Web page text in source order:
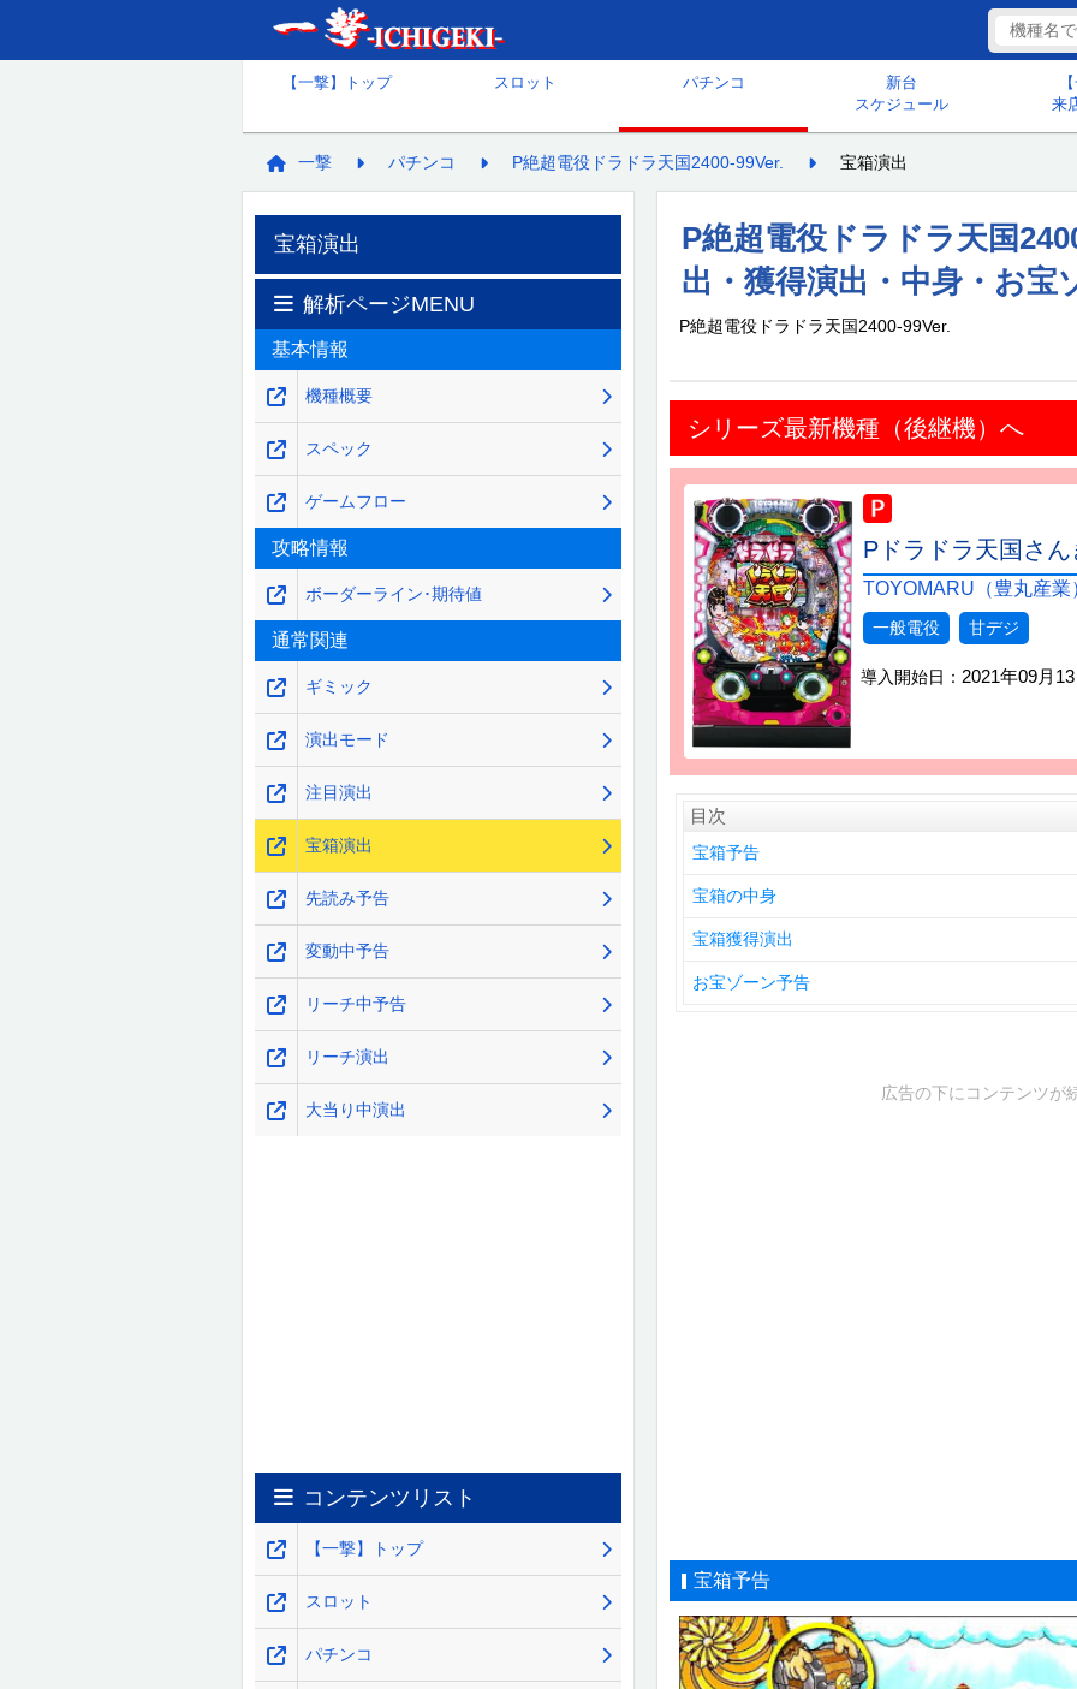
【一撃】トップ スロット パチンコ
新台
スケジュール
来
一撃 パチンコ P絶超電役ドラドラ天国2400-99Ver. 宝箱演出
P絶超電役ドラドラ天国
出・獲得演出・中身・お宝
P絶超電役ドラドラ天国2400-99Ver.
シリーズ最新機種（後継機）へ
Pドラドラ天国さ
TOYOMARU（豊丸産業
一般電役 甘デジ
導入開始日： 2021年09月13
目次
宝箱予告
宝箱の中身
宝箱獲得演出
お宝ゾーン予告
広告の下にコンテンツが
宝箱予告
宝箱演出
解析ページMENU
基本情報
機種概要
スペック
ゲームフロー
攻略情報
ボーダーライン･期待値
通常関連
ギミック
演出モード
注目演出
宝箱演出
先読み予告
変動中予告
リーチ中予告
リーチ演出
大当り中演出
コンテンツリスト
【一撃】トップ
スロット
パチンコ